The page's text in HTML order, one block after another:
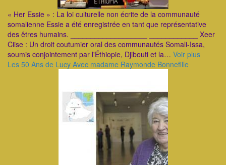
« Her Essie » : La loi culturelle non écrite de la communauté
somalienne Essie a été enregistrée en tant que représentative
des êtres humains. ___________________ ____________ Xeer
Ciise : Un droit coutumier oral des communautés Somali-Issa,
soumis conjointement par l'Éthiopie, Djibouti et la… Voir plus
Les 50 Ans de Lucy Avec madame Raymonde Bonnefille